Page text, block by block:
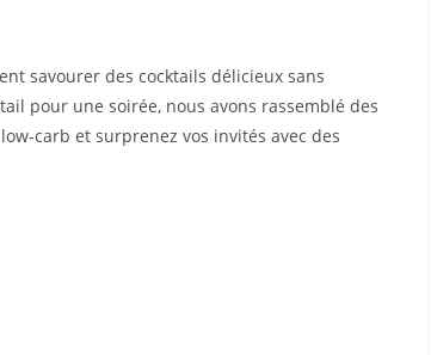
savourer des cocktails délicieux sans
pour une soirée, nous avons rassemblé des
carb et surprenez vos invités avec des